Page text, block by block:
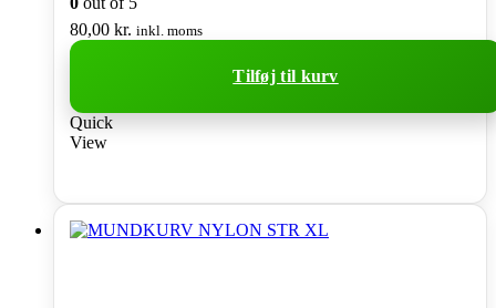
80,00 kr. inkl. moms
Tilføj til kurv
Quick
View